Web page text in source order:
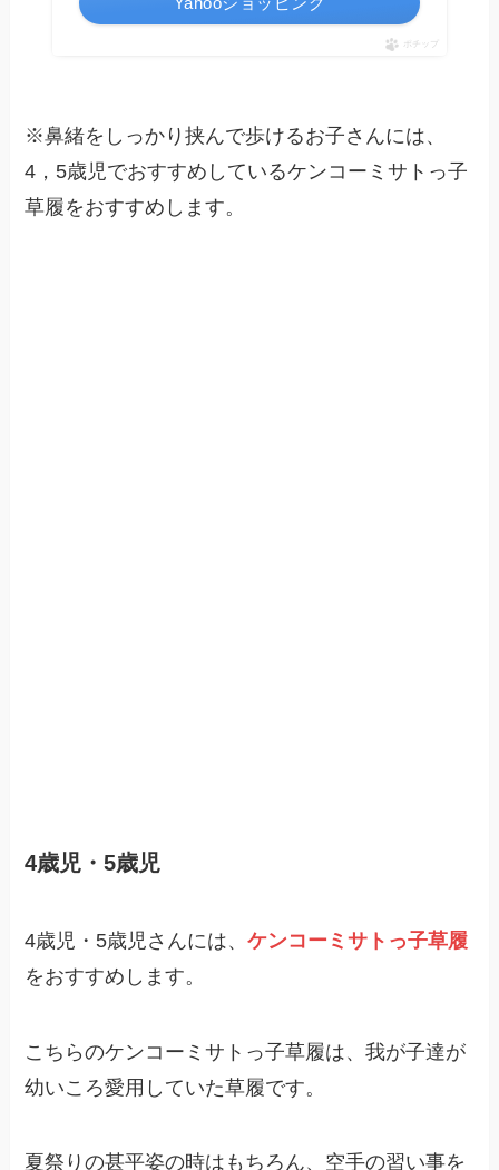
ポチップ
※鼻緒をしっかり挟んで歩けるお子さんには、
4，5歳児でおすすめしているケンコーミサトっ子
草履をおすすめします。
4歳児・5歳児
4歳児・5歳児さんには、ケンコーミサトっ子草履
をおすすめします。
こちらのケンコーミサトっ子草履は、我が子達が
幼いころ愛用していた草履です。
夏祭りの甚平姿の時はもちろん、空手の習い事を